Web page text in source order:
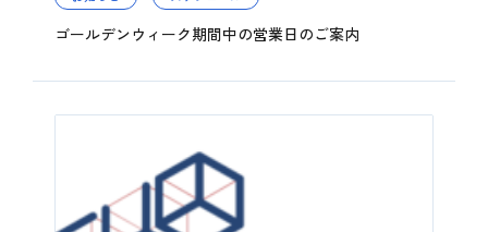
ゴールデンウィーク期間中の営業日のご案内